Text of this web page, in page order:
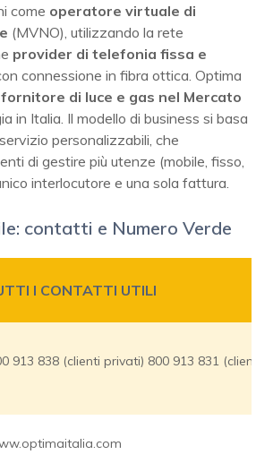
come operatore virtuale di
(MVNO), utilizzando la rete
provider di telefonia fissa e
connessione in fibra ottica. Optima
fornitore di luce e gas nel Mercato
in Italia. Il modello di business si basa
personalizzabili, che
di gestire più utenze (mobile, fisso,
interlocutore e una sola fattura.
contatti e Numero Verde
I CONTATTI UTILI
913 838 (clienti privati) 800 913 831 (clienti